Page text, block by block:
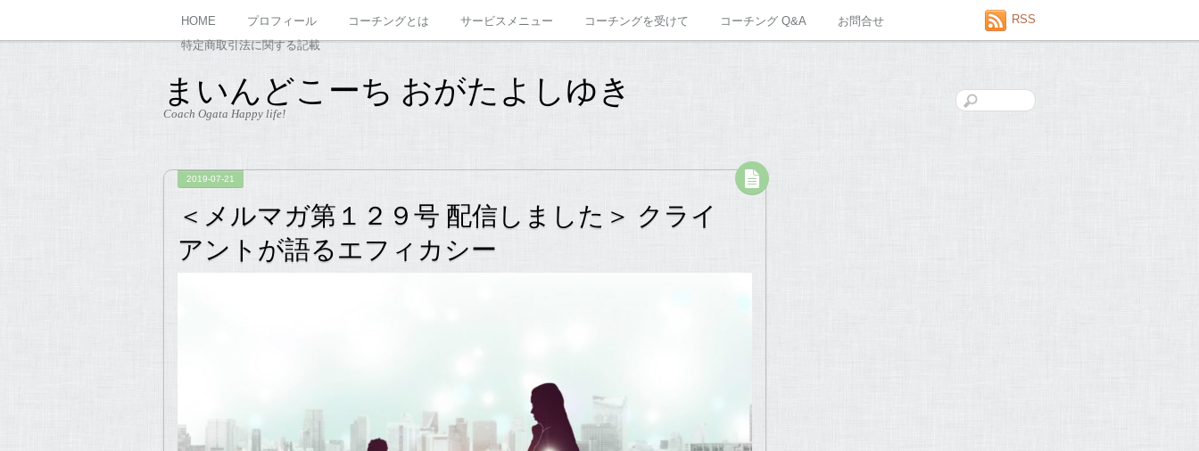
まいんどこーち おがたよしゆき
Coach Ogata Happy life!
HOME プロフィール コーチングとは サービスメニュー コーチングを受けて コーチング Q&A
お問合せ
特定商取引法に関する記載
RSS
2019-07-21
＜メルマガ第１２９号 配信しました＞ クライ
アントが語るエフィカシー